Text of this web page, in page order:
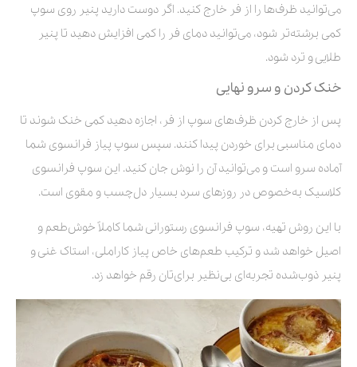
می‌توانید ظرف‌ها را از فر خارج کنید. اگر دوست دارید پنیر روی سوپ
کمی برشته‌تر شود، می‌توانید دمای فر را کمی افزایش دهید تا پنیر
طلایی و ترد شود.
خنک کردن و سرو نهایی
پس از خارج کردن ظرف‌های سوپ از فر، اجازه دهید کمی خنک شوند تا
دمای مناسبی برای خوردن پیدا کنند. سپس سوپ پیاز فرانسوی شما
آماده سرو است و می‌توانید آن را نوش جان کنید. این سوپ فرانسوی
کلاسیک به‌خصوص در روزهای سرد بسیار دل‌چسب و مقوی است.
با این روش تهیه، سوپ فرانسوی رستورانی شما کاملاً خوش‌طعم و
اصیل خواهد شد و ترکیب طعم‌های خاص پیاز کاراملی، استاک غنی و
پنیر ذوب‌شده تجربه‌ای بی‌نظیر برای‌تان رقم خواهد زد.